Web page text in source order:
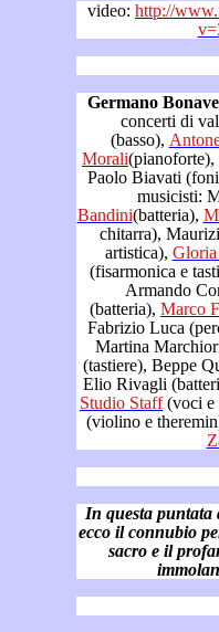
video: http://
Germano
concerti di validi
(basso),
Morali(pianoforte),
Paolo Biavati (fonico). In
Bandini(batteria),
chitarra), Maurizio
artistica),
(fisarmonica e
Armando
(batteria),
Fabrizio Luca
Martina Marchiori (violoncello), Stefano Melone
(tastiere), Beppe Quirici (basso e
Elio Rivagli
Studio Staff(voci e programmazione), Valeria Sturba
(violino e
In questa puntata del
ecco il connubio perfetto di nobiltà musicale, dove il
sacro e il profano,